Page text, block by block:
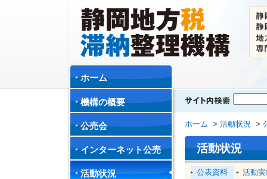
ホーム
機構の概要
公売会
インターネット公売
活動状況
ホーム > 活動状況 >
活動状況
公表資料 活動